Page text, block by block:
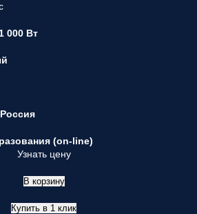
000 Вт
Россия
(on-line)
Узнать цену
В корзину
Купить в 1 клик